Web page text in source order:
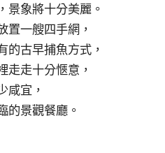
景象將十分美麗。
置一艘四手網，
的古早捕魚方式，
走走十分愜意，
咸宜，
的景觀餐廳。